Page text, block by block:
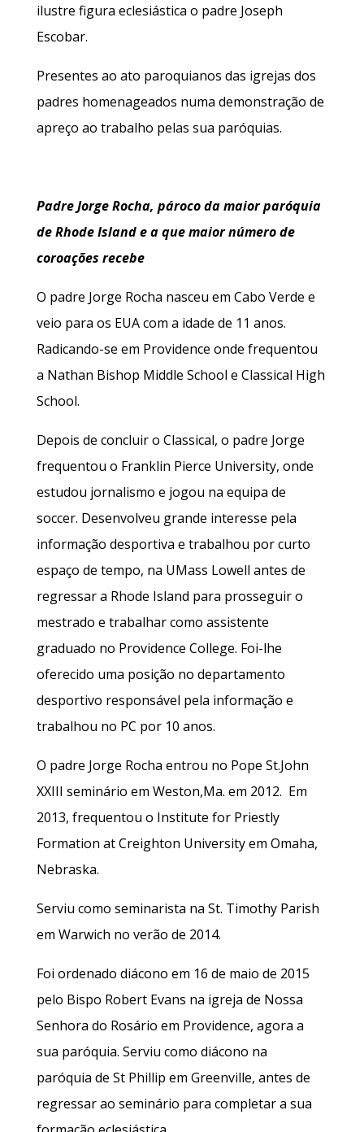
ilustre figura eclesiástica o padre Joseph
Escobar.
Presentes ao ato paroquianos das igrejas dos
padres homenageados numa demonstração de
apreço ao trabalho pelas sua paróquias.
Padre Jorge Rocha, pároco da maior paróquia
de Rhode Island e a que maior número de
coroações recebe
O padre Jorge Rocha nasceu em Cabo Verde e
veio para os EUA com a idade de 11 anos.
Radicando-se em Providence onde frequentou
a Nathan Bishop Middle School e Classical High
School.
Depois de concluir o Classical, o padre Jorge
frequentou o Franklin Pierce University, onde
estudou jornalismo e jogou na equipa de
soccer. Desenvolveu grande interesse pela
informação desportiva e trabalhou por curto
espaço de tempo, na UMass Lowell antes de
regressar a Rhode Island para prosseguir o
mestrado e trabalhar como assistente
graduado no Providence College. Foi-lhe
oferecido uma posição no departamento
desportivo responsável pela informação e
trabalhou no PC por 10 anos.
O padre Jorge Rocha entrou no Pope St.John
XXIII seminário em Weston,Ma. em 2012. Em
2013, frequentou o Institute for Priestly
Formation at Creighton University em Omaha,
Nebraska.
Serviu como seminarista na St. Timothy Parish
em Warwich no verão de 2014.
Foi ordenado diácono em 16 de maio de 2015
pelo Bispo Robert Evans na igreja de Nossa
Senhora do Rosário em Providence, agora a
sua paróquia. Serviu como diácono na
paróquia de St Phillip em Greenville, antes de
regressar ao seminário para completar a sua